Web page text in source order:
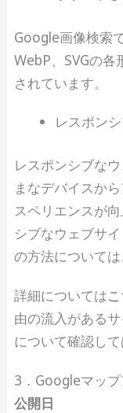
Google画像検索
WebP、SVGの各
されています。
レスポン
レスポンシブな
まなデバイスか
スペリエンスが
シブなウェブサ
の方法については
詳細については
由の流入がある
について確認して
3．Googleマッ
公開日